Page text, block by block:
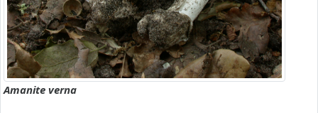
Amanite verna